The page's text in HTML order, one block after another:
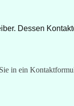
Dessen
in ein